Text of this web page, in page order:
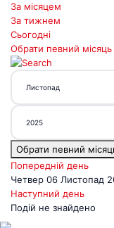
За місяцем
За тижнем
Сьогодні
Обрати певний місяць
Обрати певний
Попередній день
Четвер 06 Листопад
Наступний день
Подій не знайдено